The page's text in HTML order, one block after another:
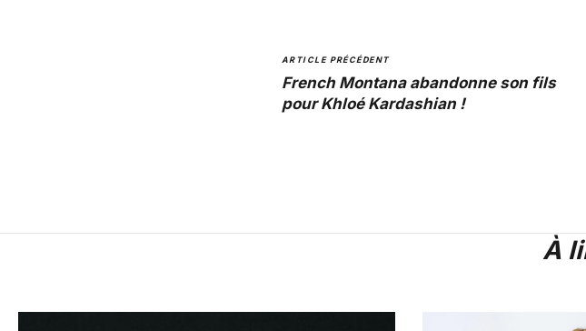
ARTICLE PRÉCÉDENT
French Montana abandonne son fils
pour Khloé Kardashian !
À